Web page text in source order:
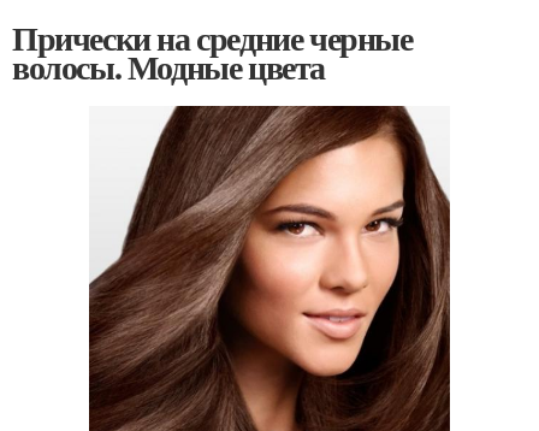
Прически на средние черные
волосы. Модные цвета